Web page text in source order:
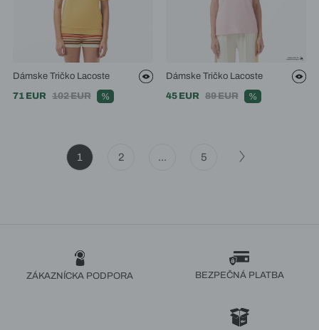
Dámske Tričko Lacoste
71 EUR
102 EUR %
Dámske Tričko Lacoste
45 EUR
89 EUR %
1 2 ... 5
ZÁKAZNÍCKA PODPORA BEZPEČNÁ PLATBA